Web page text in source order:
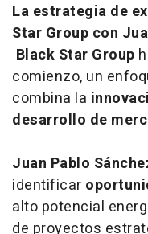
La estrategia de
Star Group con
Black Star Group
comienzo, un
combina la
desarrollo de
Juan Pablo
identificar
alto potencial
de proyectos